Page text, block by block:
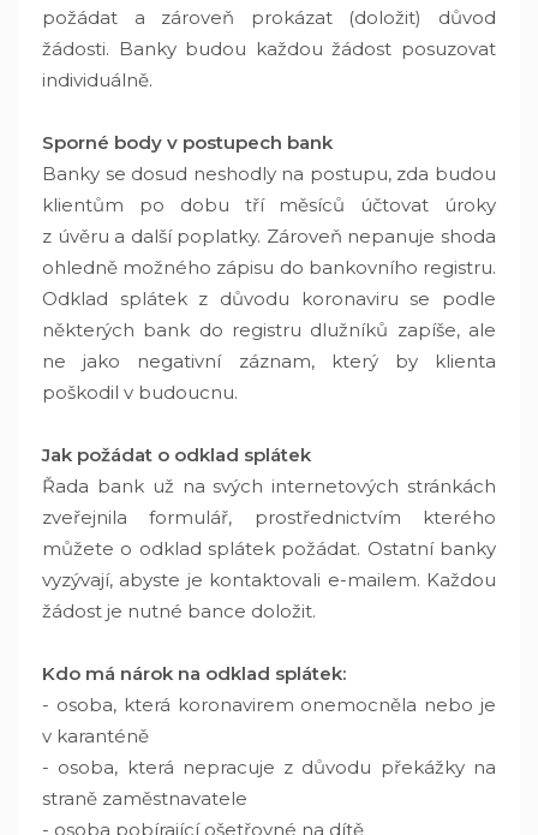
požádat a zároveň prokázat (doložit) důvod
žádosti. Banky budou každou žádost posuzovat
individuálně.
Sporné body v postupech bank
Banky se dosud neshodly na postupu, zda budou
klientům po dobu tří měsíců účtovat úroky
z úvěru a další poplatky. Zároveň nepanuje shoda
ohledně možného zápisu do bankovního registru.
Odklad splátek z důvodu koronaviru se podle
některých bank do registru dlužníků zapíše, ale
ne jako negativní záznam, který by klienta
poškodil v budoucnu.
Jak požádat o odklad splátek
Řada bank už na svých internetových stránkách
zveřejnila formulář, prostřednictvím kterého
můžete o odklad splátek požádat. Ostatní banky
vyzývají, abyste je kontaktovali e-mailem. Každou
žádost je nutné bance doložit.
Kdo má nárok na odklad splátek:
- osoba, která koronavirem onemocněla nebo je
v karanténě
- osoba, která nepracuje z důvodu překážky na
straně zaměstnavatele
- osoba pobírající ošetřovné na dítě